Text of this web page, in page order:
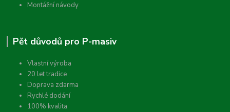
Montážní návody
Pět důvodů pro P-masiv
Vlastní výroba
20 let tradice
Doprava zdarma
Rychlé dodání
100% kvalita